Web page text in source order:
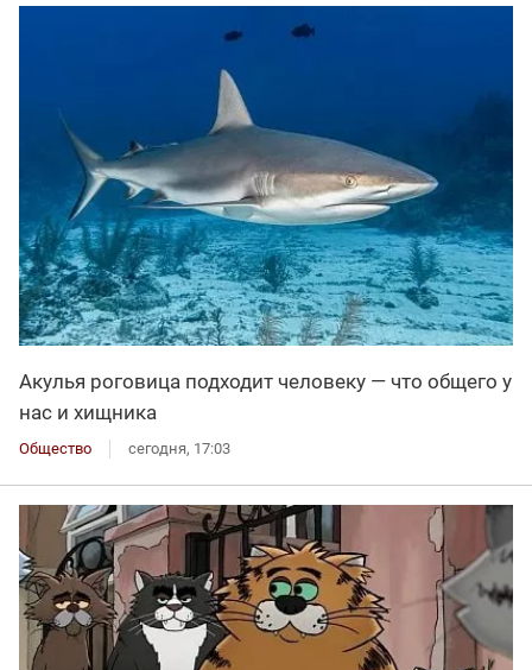
Акулья роговица подходит человеку — что общего у
нас и хищника
Общество сегодня, 17:03